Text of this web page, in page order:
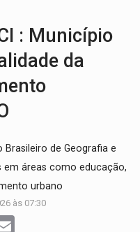
: Município
da
de Geografia e
em áreas como educação,
urbano
às 07:30